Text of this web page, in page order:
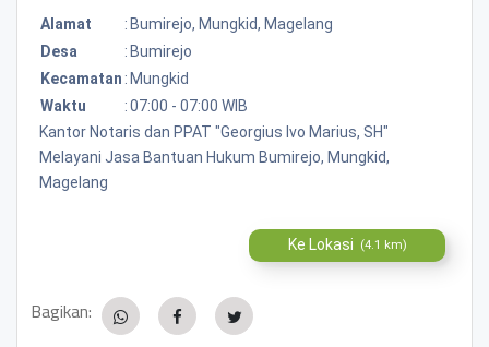
Alamat : Bumirejo, Mungkid, Magelang
Desa
: Bumirejo
Kecamatan : Mungkid
Waktu
:07:00 - 07:00 WIB
Kantor Notaris dan PPAT "Georgius Ivo Marius, SH"
Melayani Jasa Bantuan Hukum Bumirejo, Mungkid,
Magelang
Ke Lokasi (4.1 km)
Bagikan: